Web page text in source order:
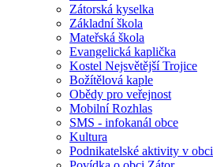
Zátorská kyselka
Základní škola
Mateřská škola
Evangelická kaplička
Kostel Nejsvětější Trojice
Božítělová kaple
Obědy pro veřejnost
Mobilní Rozhlas
SMS - infokanál obce
Kultura
Podnikatelské aktivity v obci